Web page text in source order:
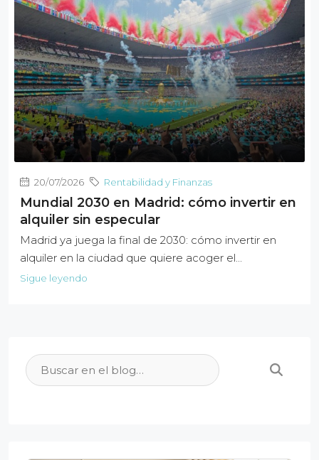
20/07/2026 Rentabilidad y Finanzas
Mundial 2030 en Madrid: cómo invertir en
alquiler sin especular
Madrid ya juega la final de 2030: cómo invertir en
alquiler en la ciudad que quiere acoger el...
Sigue leyendo